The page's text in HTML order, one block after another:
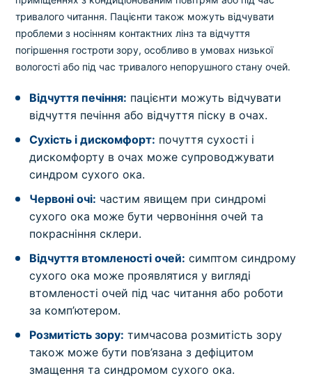
тривалого читання. Пацієнти також можуть відчувати
проблеми з носінням контактних лінз та відчуття
погіршення гостроти зору, особливо в умовах низької
вологості або під час тривалого непорушного стану очей.
Відчуття печіння: пацієнти можуть відчувати
відчуття печіння або відчуття піску в очах.
Сухість і дискомфорт: почуття сухості і
дискомфорту в очах може супроводжувати
синдром сухого ока.
Червоні очі: частим явищем при синдромі
сухого ока може бути червоніння очей та
покрасніння склери.
Відчуття втомленості очей: симптом синдрому
сухого ока може проявлятися у вигляді
втомленості очей під час читання або роботи
за комп’ютером.
Розмитість зору: тимчасова розмитість зору
також може бути пов’язана з дефіцитом
змащення та синдромом сухого ока.